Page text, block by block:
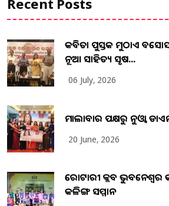
Recent Posts
କବିତା ପୁସ୍ତକ ମୁଠାଏ
ନୂଆ ସାହିତ୍ୟ ସୃଷ...
06 July, 2026
ମାଲାବାର ପକ୍ଷରୁ ନୁଓ୍ବା
20 June, 2026
ରୋଟାରୀ କ୍ଲବ ଭୁବନେଶ୍ୱର
କଳିଙ୍ଗ ସମ୍ମାନ